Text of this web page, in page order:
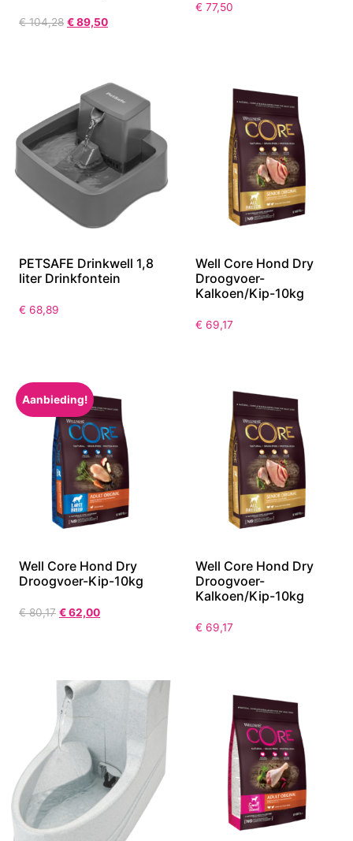
€104,28 €89,50
€ 77,50
PETSAFE Drinkwell 1,8
liter Drinkfontein
€ 68,89
Well Core Hond Dry
Droogvoer-
Kalkoen/Kip-10kg
€ 69,17
Aanbieding!
Well Core Hond Dry
Droogvoer-Kip-10kg
€80,17 €62,00
Well Core Hond Dry
Droogvoer-
Kalkoen/Kip-10kg
€ 69,17